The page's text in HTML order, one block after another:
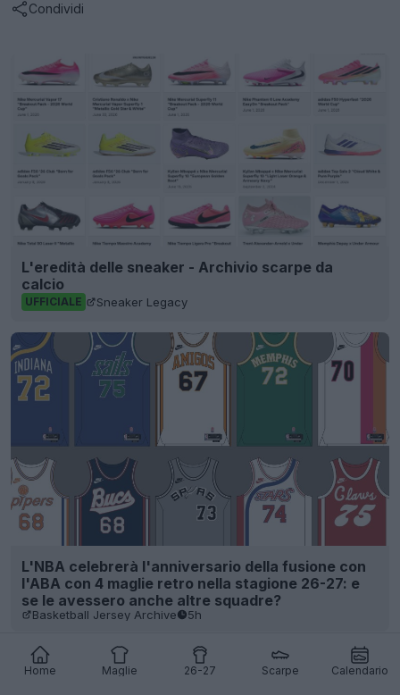
Home Maglie 26-27 Scarpe Calendario
Condividi
L'eredità delle sneaker - Archivio scarpe da
calcio
UFFICIALE Sneaker Legacy
L'NBA celebrerà l'anniversario della fusione con
l'ABA con 4 maglie retro nella stagione 26-27: e
se le avessero anche altre squadre?
Basketball Jersey Archive 5h